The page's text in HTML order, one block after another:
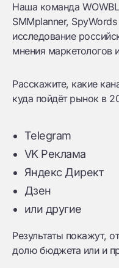
Наша команда
SMMplanner,
исследование
мнения маркетологов
Расскажите, какие
куда пойдёт рынок в
Telegram
VK Реклама
Яндекс Директ
Дзен
или другие
Результаты покажут,
долю бюджета или и